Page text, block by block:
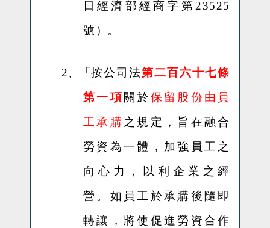
日經濟部經商字第 23525
號 ）。
2、「按公司法第二百六十七條
第一項 關於保留股份由員
工承購 之規定，旨在融合
勞資為一體，加強員工之
向心力，以利企業之經
營。如員工於承購後隨即
轉讓，將使促進勞資合作